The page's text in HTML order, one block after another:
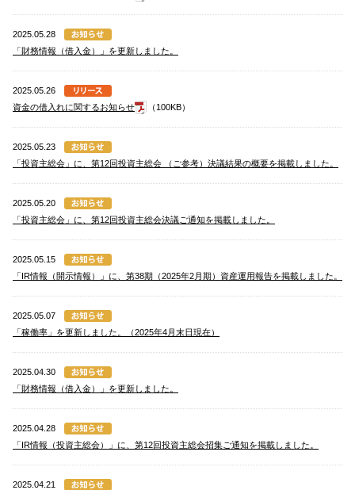
2025.05.28
「財務情報（借入金）」を更新しました。
2025.05.26
資金の借入れに関するお知らせ
（100KB）
2025.05.23
「投資主総会」に、第12回投資主総会 （ご参考）決議結果の概要を掲載しました。
2025.05.20
「投資主総会」に、第12回投資主総会決議ご通知を掲載しました。
2025.05.15
「IR情報（開示情報）」に、第38期（2025年2月期）資産運用報告を掲載しました。
2025.05.07
「稼働率」を更新しました。（2025年4月末日現在）
2025.04.30
「財務情報（借入金）」を更新しました。
2025.04.28
「IR情報（投資主総会）」に、第12回投資主総会招集ご通知を掲載しました。
2025.04.21